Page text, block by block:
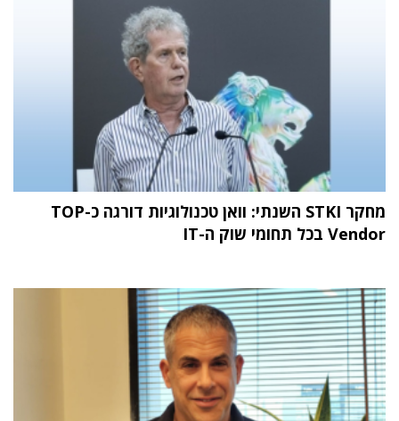
מחקר STKI השנתי: וואן טכנולוגיות דורגה כ-TOP
Vendor בכל תחומי שוק ה-IT